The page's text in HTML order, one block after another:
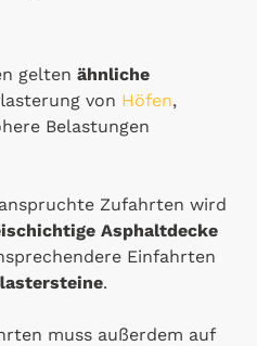
gelten ähnliche
von Höfen,
Belastungen
Zufahrten wird
Asphaltdecke
Einfahrten
.
muss außerdem auf